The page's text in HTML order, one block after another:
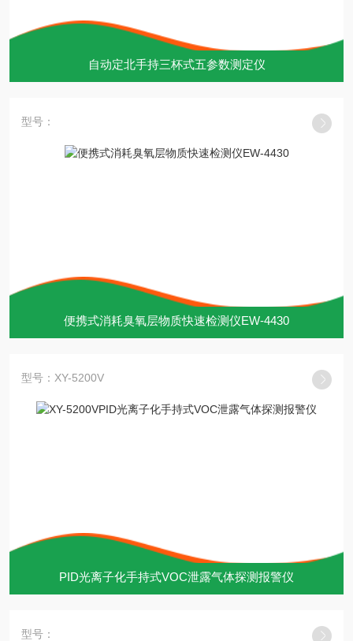
自动定北手持三杯式五参数测定仪
型号：
便携式消耗臭氧层物质快速检测仪EW-4430
型号：XY-5200V
PID光离子化手持式VOC泄露气体探测报警仪
型号：